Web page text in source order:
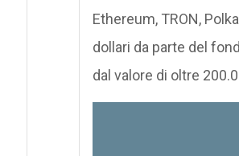
Ethereum, TRON,
dollari da parte del
dal valore di oltre